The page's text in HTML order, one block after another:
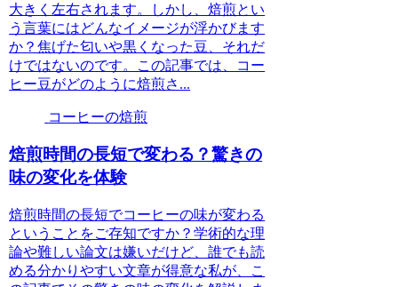
大きく左右されます。しかし、焙煎とい
う言葉にはどんなイメージが浮かびます
か？焦げた匂いや黒くなった豆、それだ
けではないのです。この記事では、コー
ヒー豆がどのように焙煎さ...
コーヒーの焙煎
焙煎時間の長短で変わる？驚きの
味の変化を体験
焙煎時間の長短でコーヒーの味が変わる
ということをご存知ですか？学術的な理
論や難しい論文は嫌いだけど、誰でも読
める分かりやすい文章が得意な私が、こ